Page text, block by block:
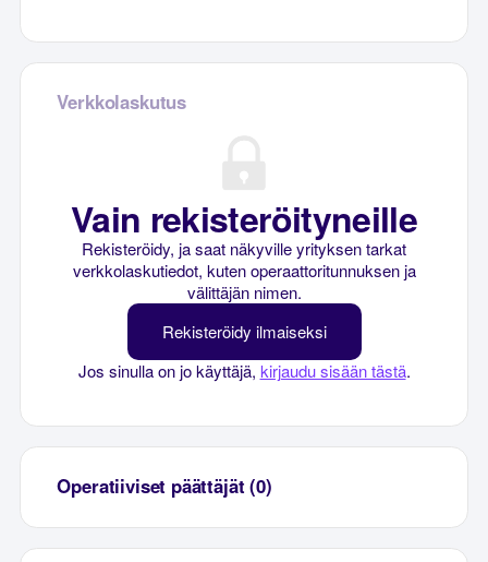
Verkkolaskutus
Vain rekisteröityneille
Rekisteröidy, ja saat näkyville yrityksen tarkat
verkkolaskutiedot, kuten operaattoritunnuksen ja
välittäjän nimen.
Rekisteröidy ilmaiseksi
Jos sinulla on jo käyttäjä, kirjaudu sisään tästä.
Operatiiviset päättäjät (0)